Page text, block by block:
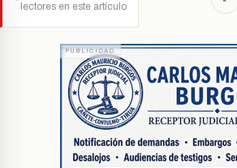
lectores en este artículo